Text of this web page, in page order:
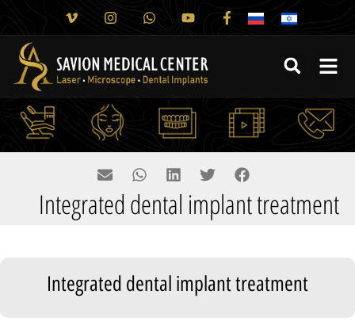
Integrated dental implant treatment
Integrated dental implant treatment